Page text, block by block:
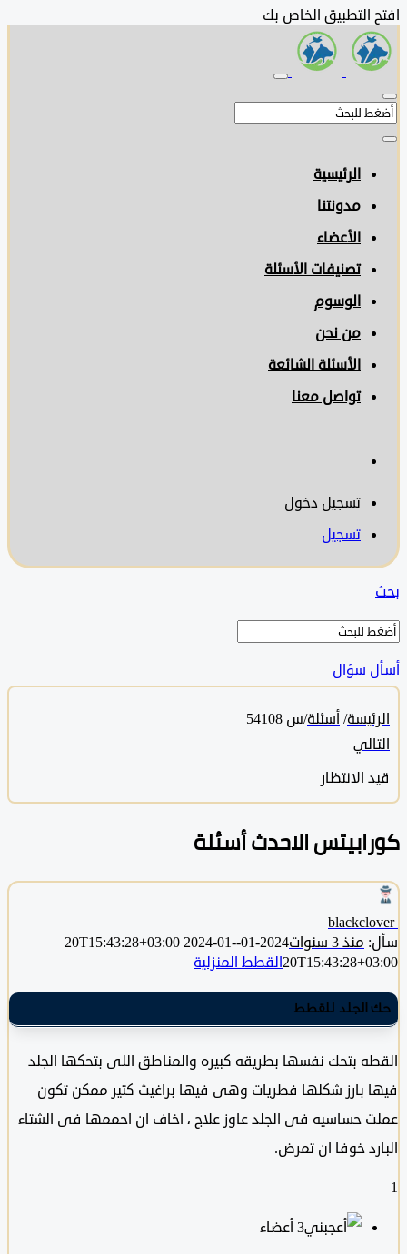
التطبيق الخاص بك
الرئيسية
مدونتنا
الأعضاء
تصنيفات الأسئلة
الوسوم
من نحن
الأسئلة الشائعة
تواصل معنا
تسجيل دخول
تسجيل
سؤال
/ أسئلة/س 54108
الانتظار
الاحدث أسئلة
منذ 3 سنوات 2024-01-20T15:43:28+03:00
2024-01-
القطط المنزلية
للقطط
بتحك نفسها بطريقه كبيره والمناطق اللى بتحكها الجلد
بارز شكلها فطريات وهى فيها براغيث كتير ممكن تكون
حساسيه فى الجلد عاوز علاج ، اخاف ان احممها فى الشتاء
خوفا ان تمرض.
‫3 أعضاء